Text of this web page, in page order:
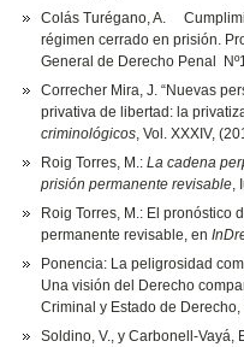
Colás Turégano, A.
régimen cerrado en prisión.
General de Derecho Penal
Correcher Mira, J. “Nuevas
privativa de libertad: la
criminológicos, Vol. XXXIV,
Roig Torres, M.:La cadena
prisión permanente revisable,
Roig Torres, M.: El pronóstico
permanente revisable, en
Ponencia: La peligrosidad
Una visión del Derecho
Criminal y Estado de
Soldino, V., y Carbonell-Vayá,